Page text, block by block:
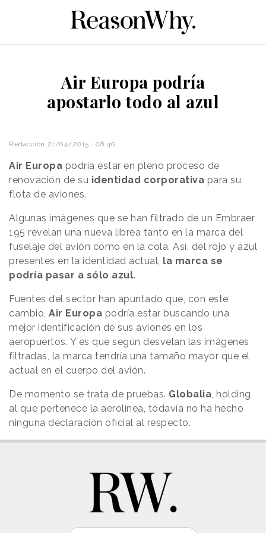
Air Europa podría
apostarlo todo al azul
Redacción 21/04/2015 · 08:40
Air Europa podría estar en pleno proceso de
renovación de su identidad corporativa para su
flota de aviones.
Algunas imágenes que se han filtrado de un Embraer
195 revelan una nueva librea tanto en la marca del
fuselaje del avión como en la cola. Así, del rojo y azul
presentes en la identidad actual, la marca se
podría pasar a sólo azul.
Fuentes del sector han apuntado que, con este
cambio, Air Europa podría estar buscando una
mejor identificación de sus aviones en los
aeropuertos. Y es que según desvelan las imágenes
filtradas, la marca tendría una tamaño mayor que el
actual en el cuerpo del avión.
De momento se trata de pruebas. Globalia , holding
al que pertenece la aerolínea, todavía no ha hecho
ninguna declaración oficial al respecto.